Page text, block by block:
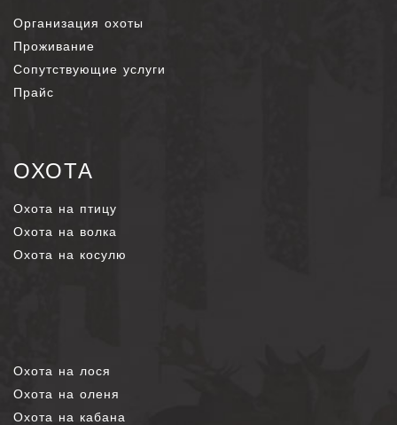
Организация охоты
Проживание
Сопутствующие услуги
Прайс
ОХОТА
Охота на птицу
Охота на волка
Охота на косулю
Охота на лося
Охота на оленя
Охота на кабана